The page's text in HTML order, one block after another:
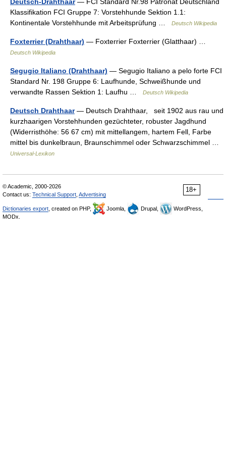
Klassifikation FCI Gruppe 7: Vorstehhunde Sektion 1.1:
Kontinentale Vorstehhunde mit Arbeitsprüfung …
Deutsch Wikipedia
Foxterrier (Drahthaar) — Foxterrier Foxterrier (Glatthaar) …
Deutsch Wikipedia
Segugio Italiano (Drahthaar) — Segugio Italiano a pelo forte FCI
Standard Nr. 198 Gruppe 6: Laufhunde, Schweißhunde und
verwandte Rassen Sektion 1: Laufhu …
Deutsch Wikipedia
Deutsch Drahthaar— Deutsch Drahthaar, seit 1902 aus rau und
kurzhaarigen Vorstehhunden gezüchteter, robuster Jagdhund
(Widerristhöhe: 56 67 cm) mit mittellangem, hartem Fell, Farbe
mittel bis dunkelbraun, Braunschimmel oder Schwarzschimmel …
Universal-Lexikon
18+
© Academic, 2000-2026
Contact us: Technical Support Advertising
Dictionaries export , created on PHP, Joomla, Drupal,
WordPress,
MODx.